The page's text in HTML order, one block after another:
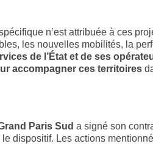
n’est attribuée à ces
les nouvelles mobilités, la
de l’État et de ses
accompagner ces territoires
Paris Sud a signé son
dispositif. Les actions